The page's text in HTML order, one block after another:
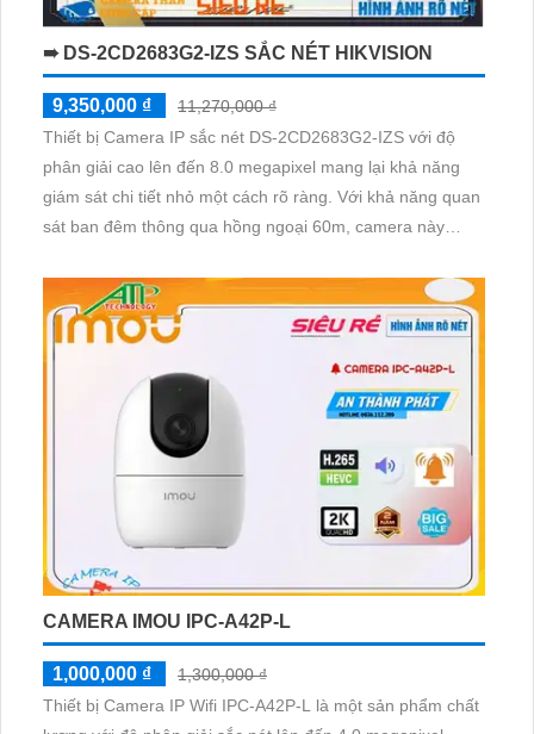
➠ DS-2CD2683G2-IZS SẮC NÉT HIKVISION
9,350,000 ₫
11,270,000 ₫
Thiết bị Camera IP sắc nét DS-2CD2683G2-IZS với độ
phân giải cao lên đến 8.0 megapixel mang lại khả năng
giám sát chi tiết nhỏ một cách rõ ràng. Với khả năng quan
sát ban đêm thông qua hồng ngoại 60m, camera này
trang bị công nghệ IP tiên tiến giúp duy trì chất lượng hình
ảnh
CAMERA IMOU IPC-A42P-L
1,000,000 ₫
1,300,000 ₫
Thiết bị Camera IP Wifi IPC-A42P-L là một sản phẩm chất